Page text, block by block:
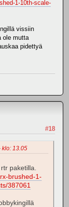
1-10th-scale-
vissiin
ole mutta
pidettyä
#18
klo: 13.05
paketilla.
brushed-1-
387061